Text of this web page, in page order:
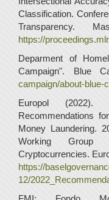
Classification.
Transparency.
https://
Deparment of
Campaign". Blue
campaign/about-blue-
Europol
Recommendations
Money Laundering.
Working Group
Cryptocurrencies.
https://
12/